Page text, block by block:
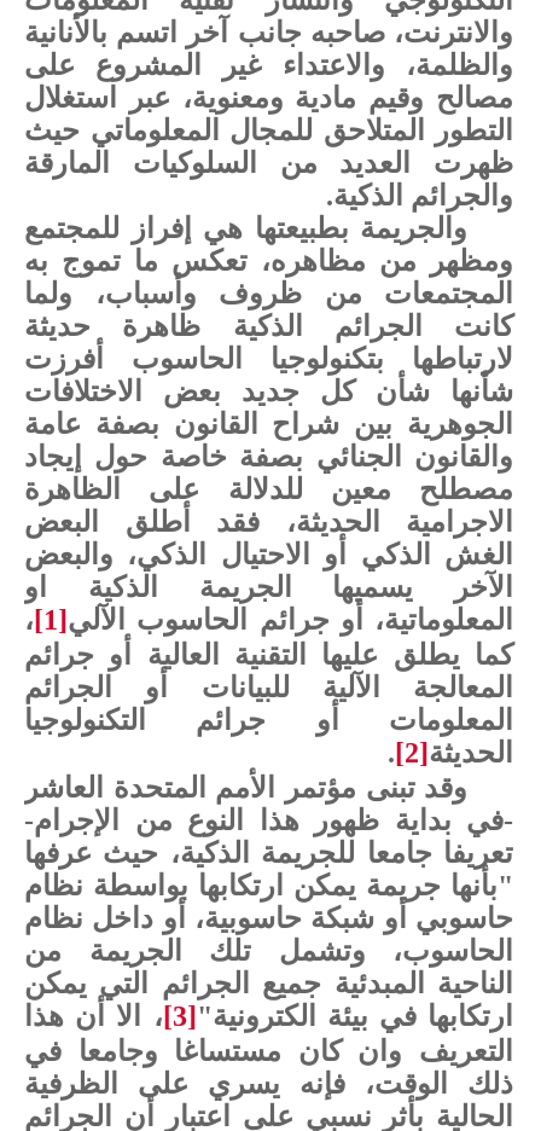
والانترنت، صاحبه جانب آخر اتسم بالأنانية
والظلمة، والاعتداء غير المشروع على
مصالح وقيم مادية ومعنوية، عبر استغلال
التطور المتلاحق للمجال المعلوماتي حيث
ظهرت العديد من السلوكيات المارقة
والجرائم الذكية.
والجريمة بطبيعتها هي إفراز للمجتمع
ومظهر من مظاهره، تعكس ما تموج به
المجتمعات من ظروف وأسباب، ولما
كانت الجرائم الذكية ظاهرة حديثة
لارتباطها بتكنولوجيا الحاسوب أفرزت
شأنها شأن كل جديد بعض الاختلافات
الجوهرية بين شراح القانون بصفة عامة
والقانون الجنائي بصفة خاصة حول إيجاد
مصطلح معين للدلالة على الظاهرة
الاجرامية الحديثة، فقد أطلق البعض
الغش الذكي أو الاحتيال الذكي، والبعض
الآخر يسميها الجريمة الذكية او
المعلوماتية، أو جرائم الحاسوب الآلي[1]،
كما يطلق عليها التقنية العالية أو جرائم
المعالجة الآلية للبيانات أو الجرائم
المعلومات أو جرائم التكنولوجيا
الحديثة[2]
.
وقد تبنى مؤتمر الأمم المتحدة العاشر
-في بداية ظهور هذا النوع من الإجرام-
تعريفا جامعا للجريمة الذكية، حيث عرفها
"بأنها جريمة يمكن ارتكابها بواسطة نظام
حاسوبي أو شبكة حاسوبية، أو داخل نظام
الحاسوب، وتشمل تلك الجريمة من
الناحية المبدئية جميع الجرائم التي يمكن
ارتكابها في بيئة الكترونية"[3]، الا أن هذا
التعريف وان كان مستساغا وجامعا في
ذلك الوقت، فإنه يسري على الظرفية
الحالية بأثر نسبي على اعتبار أن الجرائم